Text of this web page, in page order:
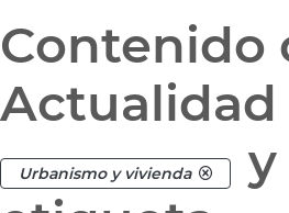
Contenido
Actualidad
Urbanismo y vivienda
y